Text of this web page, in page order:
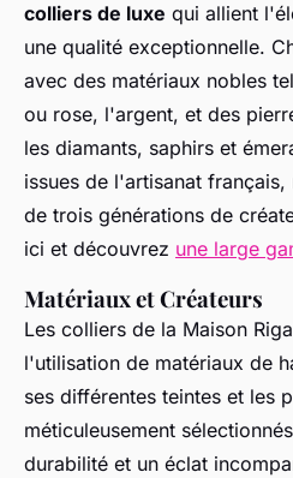
colliers de luxe qui allient
une qualité exceptionnelle.
avec des matériaux nobles
ou rose, l'argent, et des
les diamants, saphirs et
issues de l'artisanat
de trois générations de
ici et découvrez une large
Matériaux et Créateurs
Les colliers de la Maison
l'utilisation de matériaux de
ses différentes teintes et les
méticuleusement
durabilité et un éclat